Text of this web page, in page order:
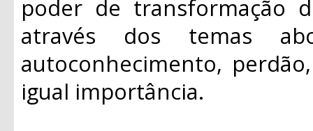
poder de transformação
através dos temas
autoconhecimento,
igual importância.